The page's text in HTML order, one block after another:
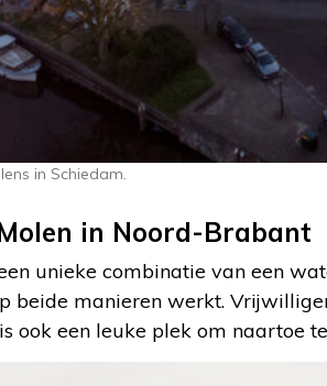
in Schiedam.
in Noord-Brabant
unieke combinatie van een
beide manieren werkt.
ook een leuke plek om naartoe